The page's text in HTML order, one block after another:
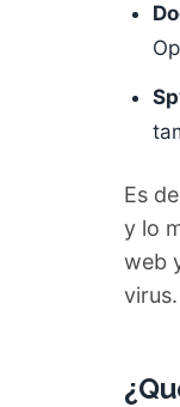
Es
y lo
web
virus.
¿